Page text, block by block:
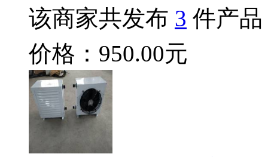
该商家共发布 3 件产品
价格：950.00元